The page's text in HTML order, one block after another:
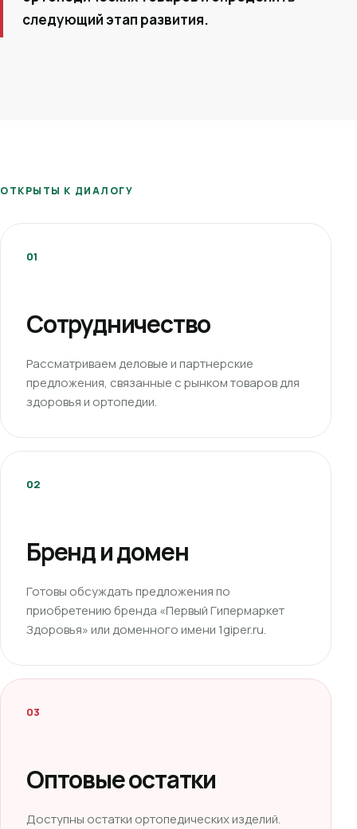
следующий этап развития.
ОТКРЫТЫ К ДИАЛОГУ
01
Сотрудничество
Рассматриваем деловые и партнерские
предложения, связанные с рынком товаров для
здоровья и ортопедии.
02
Бренд и домен
Готовы обсуждать предложения по
приобретению бренда «Первый Гипермаркет
Здоровья» или доменного имени 1giper.ru.
03
Оптовые остатки
Доступны остатки ортопедических изделий.